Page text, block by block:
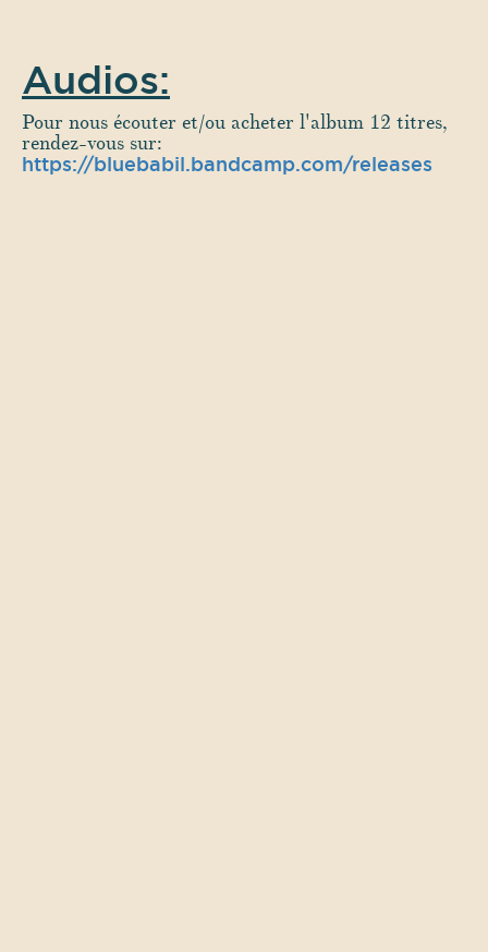
Audios:
Pour nous écouter et/ou acheter l'album 12 titres,
rendez-vous sur:
https://bluebabil.bandcamp.com/releases